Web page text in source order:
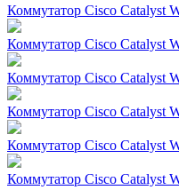
Коммутатор Cisco Catalyst
Коммутатор Cisco Catalyst
Коммутатор Cisco Catalyst
Коммутатор Cisco Catalyst
Коммутатор Cisco Catalyst
Коммутатор Cisco Catalyst